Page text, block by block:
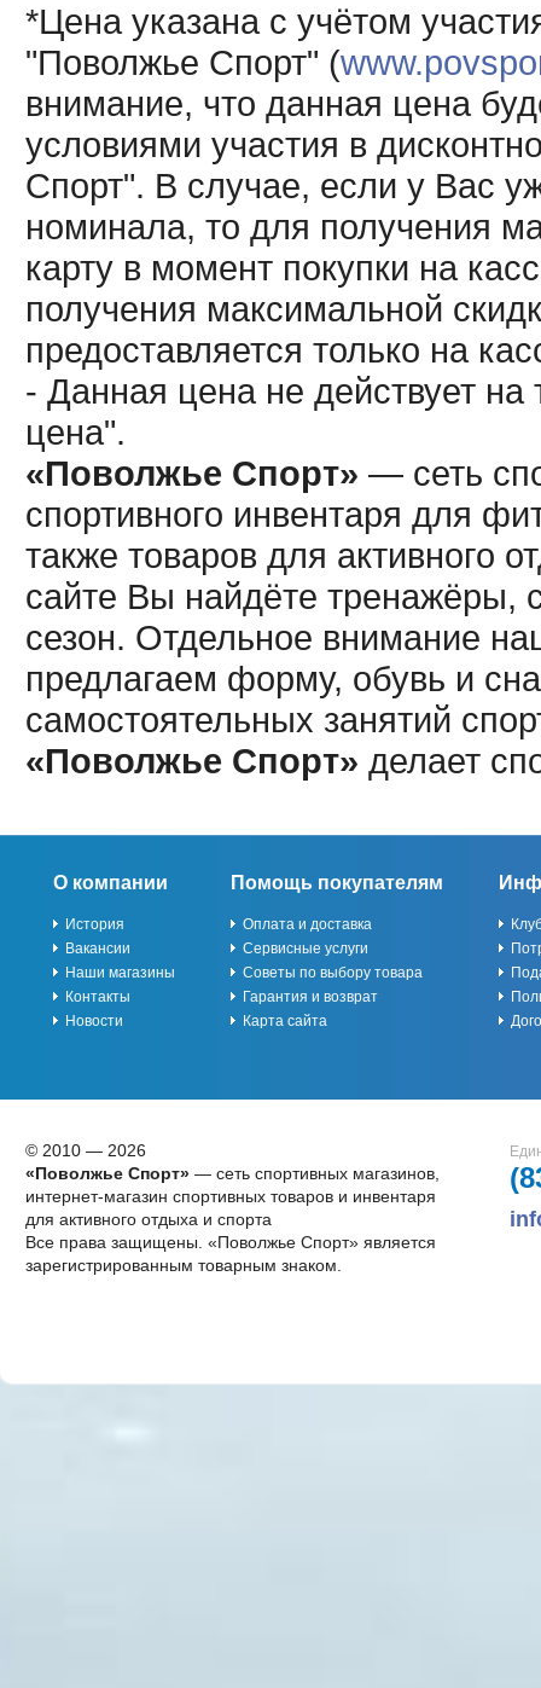
*Цена указана с учётом
"Поволжье Спорт" (
внимание, что данная цена
условиями участия в
Спорт". В случае, если у Вас
номинала, то для получения
карту в момент покупки на
получения максимальной
предоставляется только на
- Данная цена не действует
цена".
«Поволжье Спорт» — сеть
спортивного инвентаря для
также товаров для активного
сайте Вы найдёте тренажёры,
сезон. Отдельное внимание
предлагаем форму, обувь и
самостоятельных занятий
«Поволжье Спорт» делает
О компании
История
Вакансии
Наши магазины
Контакты
Новости
Помощь покупателям
Оплата и доставка
Сервисные услуги
Советы по выбору товара
Гарантия и возврат
Карта сайта
© 2010 — 2026
«Поволжье Спорт»— сеть спортивных магазинов,
интернет-магазин спортивных товаров и инвентаря
для активного отдыха и спорта
Все права защищены. «Поволжье Спорт» является
зарегистрированным товарным знаком.